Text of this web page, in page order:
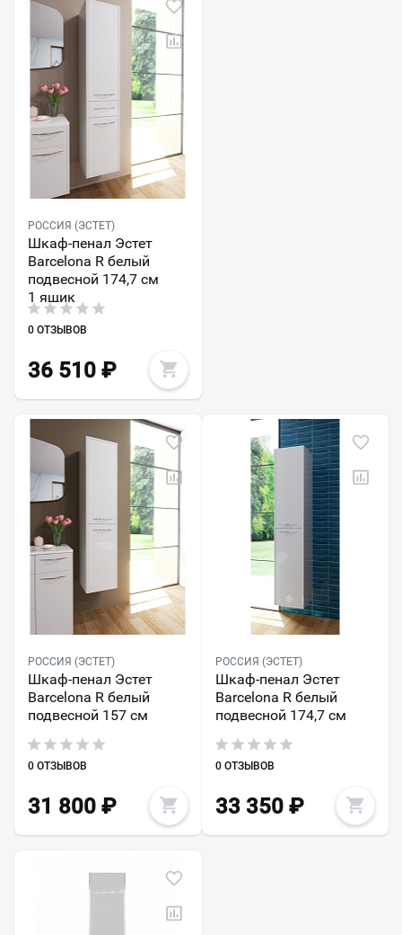
РОССИЯ (ЭСТЕТ)
Шкаф-пенал Эстет
Barcelona R белый
подвесной 174,7 см
1 ящик
0 ОТЗЫВОВ
36 510 ₽
РОССИЯ (ЭСТЕТ)
Шкаф-пенал Эстет
Barcelona R белый
подвесной 157 см
0 ОТЗЫВОВ
31 800 ₽
РОССИЯ (ЭСТЕТ)
Шкаф-пенал Эстет
Barcelona R белый
подвесной 174,7 см
0 ОТЗЫВОВ
33 350₽